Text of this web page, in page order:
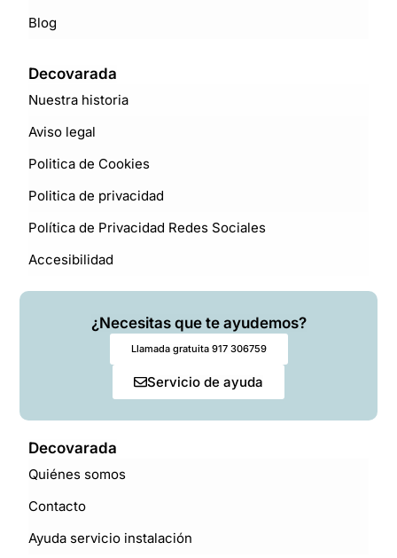
Blog
Decovarada
Nuestra historia
Aviso legal
Politica de Cookies
Politica de privacidad
Política de Privacidad Redes Sociales
Accesibilidad
¿Necesitas que te ayudemos?
Llamada gratuita 917 306759
Servicio de ayuda
Decovarada
Quiénes somos
Contacto
Ayuda servicio instalación